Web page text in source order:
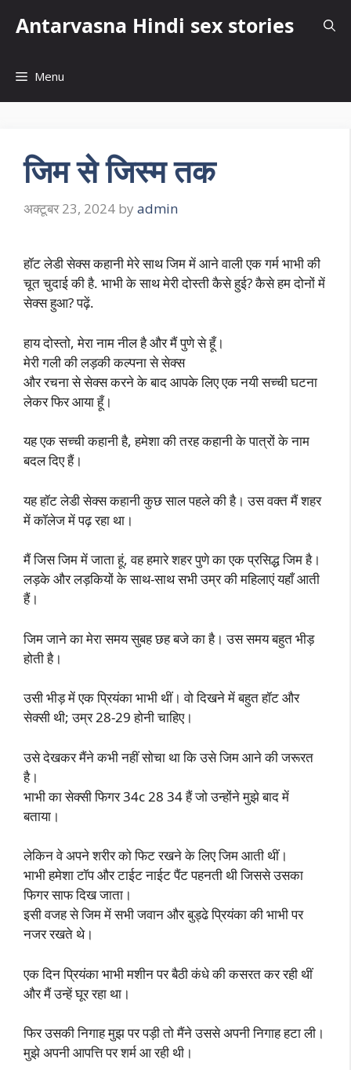
Antarvasna Hindi sex stories
Menu
जिम से जिस्म तक
अक्टूबर 23, 2024 by admin
हॉट लेडी सेक्स कहानी मेरे साथ जिम में आने वाली एक गर्म भाभी की
चूत चुदाई की है. भाभी के साथ मेरी दोस्ती कैसे हुई? कैसे हम दोनों में
सेक्स हुआ? पढ़ें.
हाय दोस्तो, मेरा नाम नील है और मैं पुणे से हूँ।
मेरी गली की लड़की कल्पना से सेक्स
और रचना से सेक्स करने के बाद आपके लिए एक नयी सच्ची घटना
लेकर फिर आया हूँ।
यह एक सच्ची कहानी है, हमेशा की तरह कहानी के पात्रों के नाम
बदल दिए हैं।
यह हॉट लेडी सेक्स कहानी कुछ साल पहले की है। उस वक्त मैं शहर
में कॉलेज में पढ़ रहा था।
मैं जिस जिम में जाता हूं, वह हमारे शहर पुणे का एक प्रसिद्ध जिम है।
लड़के और लड़कियों के साथ-साथ सभी उम्र की महिलाएं यहाँ आती
हैं।
जिम जाने का मेरा समय सुबह छह बजे का है। उस समय बहुत भीड़
होती है।
उसी भीड़ में एक प्रियंका भाभी थीं। वो दिखने में बहुत हॉट और
सेक्सी थी; उम्र 28-29 होनी चाहिए।
उसे देखकर मैंने कभी नहीं सोचा था कि उसे जिम आने की जरूरत
है।
भाभी का सेक्सी फिगर 34c 28 34 हैं जो उन्होंने मुझे बाद में
बताया।
लेकिन वे अपने शरीर को फिट रखने के लिए जिम आती थीं।
भाभी हमेशा टॉप और टाईट नाईट पैंट पहनती थी जिससे उसका
फिगर साफ दिख जाता।
इसी वजह से जिम में सभी जवान और बुड्ढे प्रियंका की भाभी पर
नजर रखते थे।
एक दिन प्रियंका भाभी मशीन पर बैठी कंधे की कसरत कर रही थीं
और मैं उन्हें घूर रहा था।
फिर उसकी निगाह मुझ पर पड़ी तो मैंने उससे अपनी निगाह हटा ली।
मुझे अपनी आपत्ति पर शर्म आ रही थी।